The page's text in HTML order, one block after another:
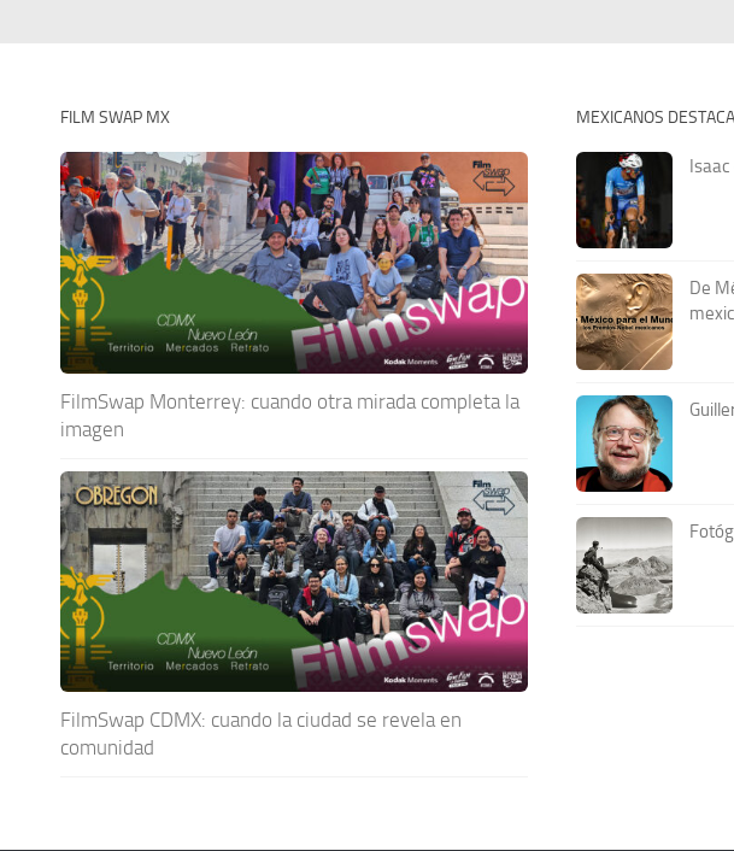
FILM SWAP MX
FilmSwap Monterrey: cuando otra mirada completa la
imagen
FilmSwap CDMX: cuando la ciudad se revela en
comunidad
MEXICANOS
De